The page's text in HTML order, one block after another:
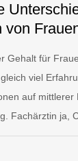
von
Gehalt für
viel
auf mittlerer
Fachärztin ja,